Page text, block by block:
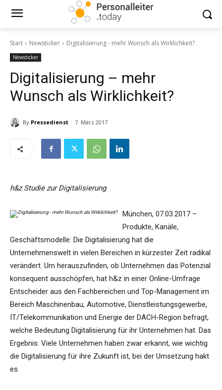
Start Newsticker Digitalisierung - mehr Wunsch als Wirklichkeit?
Newsticker
Digitalisierung – mehr
Wunsch als Wirklichkeit?
By Pressedienst 7. März 2017
h&z Studie zur Digitalisierung
München, 07.03.2017 –
Produkte, Kanäle,
Geschäftsmodelle: Die Digitalisierung hat die
Unternehmenswelt in vielen Bereichen in kürzester Zeit radikal
verändert. Um herauszufinden, ob Unternehmen das Potenzial
konsequent ausschöpfen, hat h&z in einer Online-Umfrage
Entscheider aus den Fachbereichen und Top-Management im
Bereich Maschinenbau, Automotive, Dienstleistungsgewerbe,
IT/Telekommunikation und Energie der DACH-Region befragt,
welche Bedeutung Digitalisierung für ihr Unternehmen hat. Das
Ergebnis: Viele Unternehmen haben zwar erkannt, wie wichtig
die Digitalisierung für ihre Zukunft ist, bei der Umsetzung hakt
es.